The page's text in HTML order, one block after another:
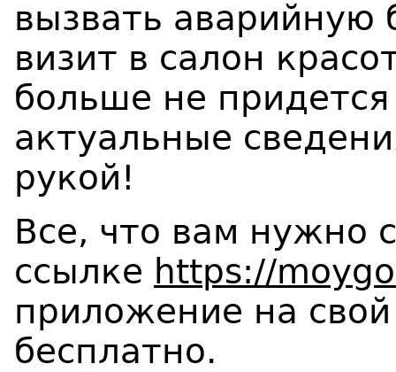
вызвать аварийную
визит в салон
больше не придется
актуальные
рукой!
Все, что вам нужно
ссылке https://
приложение на
бесплатно.